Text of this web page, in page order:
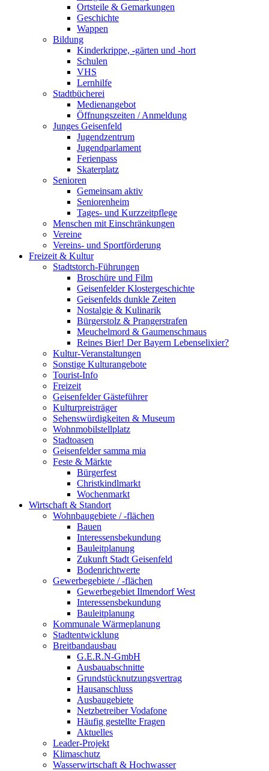
Ortsteile & Gemarkungen
Geschichte
Wappen
Bildung
Kinderkrippe, -gärten und -hort
Schulen
VHS
Lernhilfe
Stadtbücherei
Medienangebot
Öffnungszeiten / Anmeldung
Junges Geisenfeld
Jugendzentrum
Jugendparlament
Ferienpass
Skaterplatz
Senioren
Gemeinsam aktiv
Seniorenheim
Tages- und Kurzzeitpflege
Menschen mit Einschränkungen
Vereine
Vereins- und Sportförderung
Freizeit & Kultur
Stadtstorch-Führungen
Broschüre und Film
Geisenfelder Klostergeschichte
Geisenfelds dunkle Zeiten
Nostalgie & Kulinarik
Bürgerstolz & Prangerstrafen
Meuchelmord & Gaumenschmaus
Reines Bier! Der Bayern Lebenselixier?
Kultur-Veranstaltungen
Sonstige Kulturangebote
Tourist-Info
Freizeit
Geisenfelder Gästeführer
Kulturpreisträger
Sehenswürdigkeiten & Museum
Wohnmobilstellplatz
Stadtoasen
Geisenfelder samma mia
Feste & Märkte
Bürgerfest
Christkindlmarkt
Wochenmarkt
Wirtschaft & Standort
Wohnbaugebiete / -flächen
Bauen
Interessensbekundung
Bauleitplanung
Zukunft Stadt Geisenfeld
Bodenrichtwerte
Gewerbegebiete / -flächen
Gewerbegebiet Ilmendorf West
Interessensbekundung
Bauleitplanung
Kommunale Wärmeplanung
Stadtentwicklung
Breitbandausbau
G.E.R.N-GmbH
Ausbauabschnitte
Grundstücknutzungsvertrag
Hausanschluss
Ausbaugebiete
Netzbetreiber Vodafone
Häufig gestellte Fragen
Aktuelles
Leader-Projekt
Klimaschutz
Wasserwirtschaft & Hochwasser